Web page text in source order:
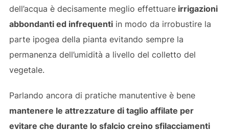
dell’acqua è decisamente meglio effettuareirrigazioni
abbondanti ed infrequentiin modo da irrobustire la
parte ipogea della pianta evitando sempre la
permanenza dell’umidità a livello del colletto del
vegetale.
Parlando ancora di pratiche manutentive è bene
mantenere le attrezzature di taglio affilate per
evitare che durante lo sfalcio creino sfilacciamenti